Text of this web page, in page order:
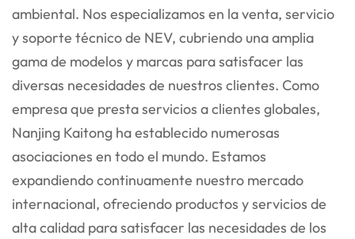
ambiental. Nos especializamos en la venta, servicio
y soporte técnico de NEV, cubriendo una amplia
gama de modelos y marcas para satisfacer las
diversas necesidades de nuestros clientes. Como
empresa que presta servicios a clientes globales,
Nanjing Kaitong ha establecido numerosas
asociaciones en todo el mundo. Estamos
expandiendo continuamente nuestro mercado
internacional, ofreciendo productos y servicios de
alta calidad para satisfacer las necesidades de los